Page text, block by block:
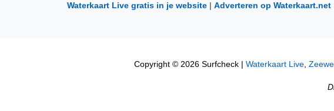
Waterkaart Live gratis in je website | Adverteren op Waterkaart.net
Copyright © 2026 Surfcheck | Waterkaart Live,